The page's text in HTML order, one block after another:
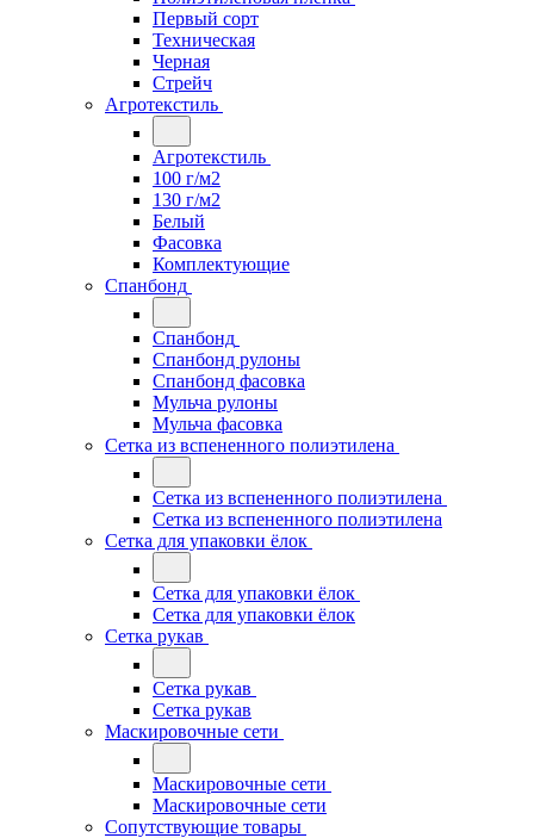
Первый сорт
Техническая
Черная
Стрейч
Агротекстиль
Агротекстиль
100 г/м2
130 г/м2
Белый
Фасовка
Комплектующие
Спанбонд
Спанбонд
Спанбонд рулоны
Спанбонд фасовка
Мульча рулоны
Мульча фасовка
Сетка из вспененного полиэтилена
Сетка из вспененного полиэтилена
Сетка из вспененного полиэтилена
Сетка для упаковки ёлок
Сетка для упаковки ёлок
Сетка для упаковки ёлок
Сетка рукав
Сетка рукав
Сетка рукав
Маскировочные сети
Маскировочные сети
Маскировочные сети
Сопутствующие товары